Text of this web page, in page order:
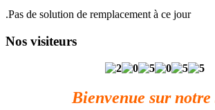
.Pas de solution de remplacement à ce jour
Nos visiteurs
Bienvenue sur notre